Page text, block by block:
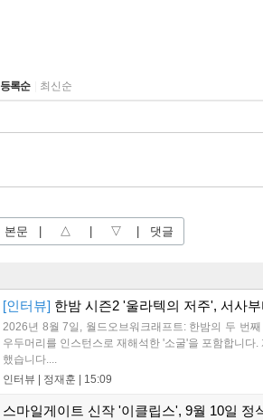
등록순 최신순
본문 △ ▽ 댓글
[인터뷰] 한밤 시즌2 '울라텍의 저주', 서사
2026년 8월 7일, 월드오브워크래프트: 한밤의 두 번
우두머리를 인스턴스로 재해석한 '소굴'을 포함합니
했습니다....
인터뷰 | 정재훈 15:09
스마일게이트 신작 '이클립스', 9월 10일 정